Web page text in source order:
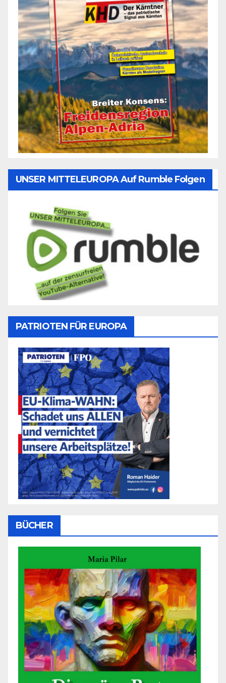
UNSER MITTELEUROPA Auf Rumble Folgen
PATRIOTEN FÜR EUROPA
BÜCHER